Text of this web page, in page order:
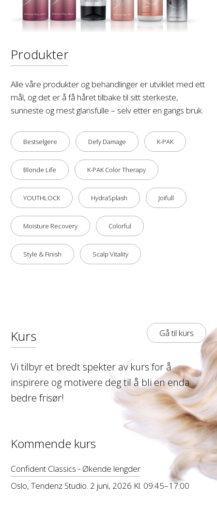
Produkter
Alle våre produkter og behandlinger er utviklet med ett
mål, og det er å få håret tilbake til sitt sterkeste,
sunneste og mest glansfulle – selv etter en gangs bruk.
Bestselgere Defy Damage K-PAK
Blonde Life K-PAK Color Therapy
YOUTHLOCK HydraSplash Joifull
Moisture Recovery Colorful
Style & Finish Scalp Vitality
Kurs Gå til kurs
Vi tilbyr et bredt spekter av kurs for å
inspirere og motivere deg til å bli en enda
bedre frisør!
Kommende kurs
Confident Classics - Økende lengder
Oslo, Tendenz Studio. 2 juni, 2026 Kl. 09:45–17:00